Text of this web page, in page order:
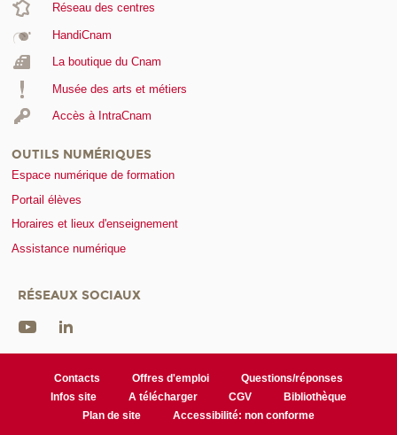
Réseau des centres
HandiCnam
La boutique du Cnam
Musée des arts et métiers
Accès à IntraCnam
OUTILS NUMÉRIQUES
Espace numérique de formation
Portail élèves
Horaires et lieux d'enseignement
Assistance numérique
RÉSEAUX SOCIAUX
Contacts Offres d'emploi
Questions/réponses
Infos site
A télécharger CGV
Bibliothèque
Plan de site
Accessibilité: non conforme